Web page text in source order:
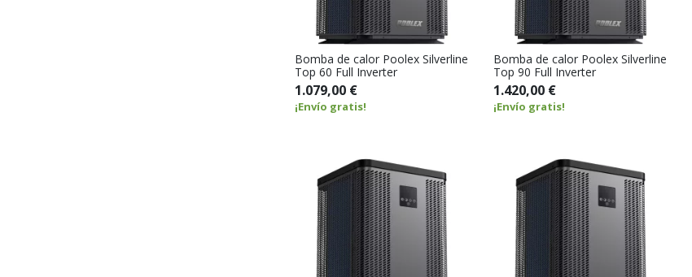
Bomba de calor Poolex Silverline
Top 60 Full Inverter
1.079,00 €
¡Envío gratis!
Bomba de calor Poolex Silverline
Top 90 Full Inverter
1.420,00 €
¡Envío gratis!